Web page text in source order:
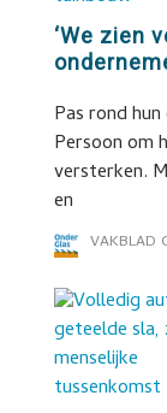
‘We zien
Pas rond
Persoon om
versterken.
en
VAKBLAD